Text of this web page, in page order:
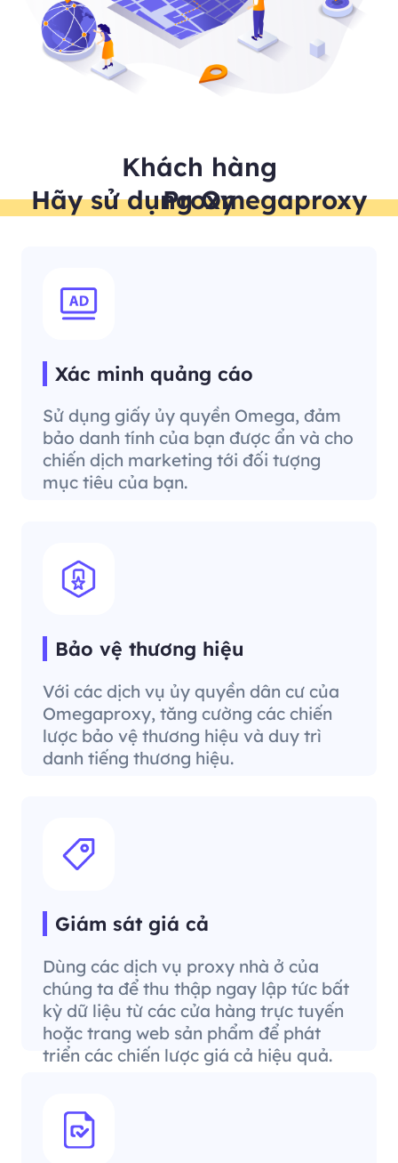
Khách hàng
Hãy sử dụng Omegaproxy Proxy
Xác minh quảng cáo
Sử dụng giấy ủy quyền Omega, đảm
bảo danh tính của bạn được ẩn và cho
chiến dịch marketing tới đối tượng
mục tiêu của bạn.
Bảo vệ thương hiệu
Với các dịch vụ ủy quyền dân cư của
Omegaproxy, tăng cường các chiến
lược bảo vệ thương hiệu và duy trì
danh tiếng thương hiệu.
Giám sát giá cả
Dùng các dịch vụ proxy nhà ở của
chúng ta để thu thập ngay lập tức bất
kỳ dữ liệu từ các cửa hàng trực tuyến
hoặc trang web sản phẩm để phát
triển các chiến lược giá cả hiệu quả.